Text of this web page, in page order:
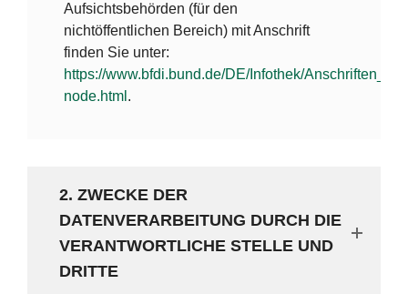
Aufsichtsbehörden (für den
nichtöffentlichen Bereich) mit Anschrift
finden Sie unter:
https://www.bfdi.bund.de/DE/Infothek/
node.html .
2. ZWECKE DER
DATENVERARBEITUNG DURCH DIE
VERANTWORTLICHE STELLE UND
DRITTE